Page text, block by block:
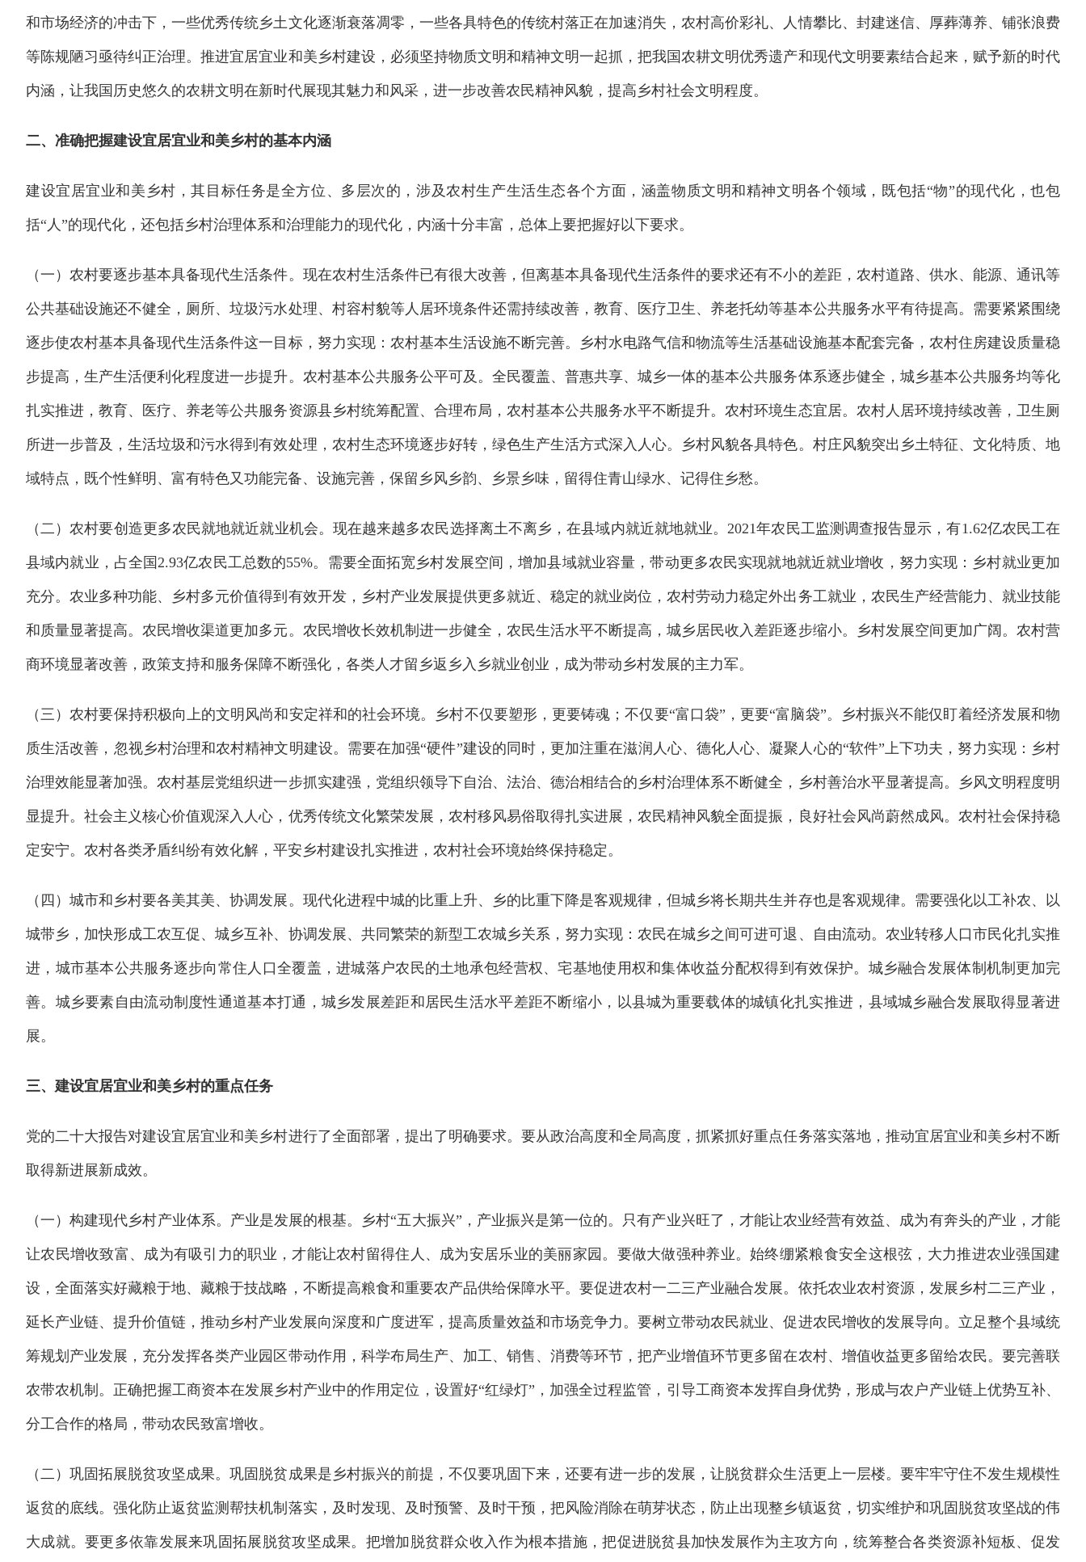
和市场经济的冲击下，一些优秀传统乡土文化逐渐衰落凋零，一些各具特色的传统村落正在加速消失，农村高价彩礼、人情攀比、封建迷信、厚葬薄养、铺张浪费
等陈规陋习亟待纠正治理。推进宜居宜业和美乡村建设，必须坚持物质文明和精神文明一起抓，把我国农耕文明优秀遗产和现代文明要素结合起来，赋予新的时代
内涵，让我国历史悠久的农耕文明在新时代展现其魅力和风采，进一步改善农民精神风貌，提高乡村社会文明程度。
二、准确把握建设宜居宜业和美乡村的基本内涵
建设宜居宜业和美乡村，其目标任务是全方位、多层次的，涉及农村生产生活生态各个方面，涵盖物质文明和精神文明各个领域，既包括“物”的现代化，也包
括“人”的现代化，还包括乡村治理体系和治理能力的现代化，内涵十分丰富，总体上要把握好以下要求。
（一）农村要逐步基本具备现代生活条件。现在农村生活条件已有很大改善，但离基本具备现代生活条件的要求还有不小的差距，农村道路、供水、能源、通讯等
公共基础设施还不健全，厕所、垃圾污水处理、村容村貌等人居环境条件还需持续改善，教育、医疗卫生、养老托幼等基本公共服务水平有待提高。需要紧紧围绕
逐步使农村基本具备现代生活条件这一目标，努力实现：农村基本生活设施不断完善。乡村水电路气信和物流等生活基础设施基本配套完备，农村住房建设质量稳
步提高，生产生活便利化程度进一步提升。农村基本公共服务公平可及。全民覆盖、普惠共享、城乡一体的基本公共服务体系逐步健全，城乡基本公共服务均等化
扎实推进，教育、医疗、养老等公共服务资源县乡村统筹配置、合理布局，农村基本公共服务水平不断提升。农村环境生态宜居。农村人居环境持续改善，卫生厕
所进一步普及，生活垃圾和污水得到有效处理，农村生态环境逐步好转，绿色生产生活方式深入人心。乡村风貌各具特色。村庄风貌突出乡土特征、文化特质、地
域特点，既个性鲜明、富有特色又功能完备、设施完善，保留乡风乡韵、乡景乡味，留得住青山绿水、记得住乡愁。
（二）农村要创造更多农民就地就近就业机会。现在越来越多农民选择离土不离乡，在县域内就近就地就业。2021年农民工监测调查报告显示，有1.62亿农民工在
县域内就业，占全国2.93亿农民工总数的55%。需要全面拓宽乡村发展空间，增加县域就业容量，带动更多农民实现就地就近就业增收，努力实现：乡村就业更加
充分。农业多种功能、乡村多元价值得到有效开发，乡村产业发展提供更多就近、稳定的就业岗位，农村劳动力稳定外出务工就业，农民生产经营能力、就业技能
和质量显著提高。农民增收渠道更加多元。农民增收长效机制进一步健全，农民生活水平不断提高，城乡居民收入差距逐步缩小。乡村发展空间更加广阔。农村营
商环境显著改善，政策支持和服务保障不断强化，各类人才留乡返乡入乡就业创业，成为带动乡村发展的主力军。
（三）农村要保持积极向上的文明风尚和安定祥和的社会环境。乡村不仅要塑形，更要铸魂；不仅要“富口袋”，更要“富脑袋”。乡村振兴不能仅盯着经济发展和物
质生活改善，忽视乡村治理和农村精神文明建设。需要在加强“硬件”建设的同时，更加注重在滋润人心、德化人心、凝聚人心的“软件”上下功夫，努力实现：乡村
治理效能显著加强。农村基层党组织进一步抓实建强，党组织领导下自治、法治、德治相结合的乡村治理体系不断健全，乡村善治水平显著提高。乡风文明程度明
显提升。社会主义核心价值观深入人心，优秀传统文化繁荣发展，农村移风易俗取得扎实进展，农民精神风貌全面提振，良好社会风尚蔚然成风。农村社会保持稳
定安宁。农村各类矛盾纠纷有效化解，平安乡村建设扎实推进，农村社会环境始终保持稳定。
（四）城市和乡村要各美其美、协调发展。现代化进程中城的比重上升、乡的比重下降是客观规律，但城乡将长期共生并存也是客观规律。需要强化以工补农、以
城带乡，加快形成工农互促、城乡互补、协调发展、共同繁荣的新型工农城乡关系，努力实现：农民在城乡之间可进可退、自由流动。农业转移人口市民化扎实推
进，城市基本公共服务逐步向常住人口全覆盖，进城落户农民的土地承包经营权、宅基地使用权和集体收益分配权得到有效保护。城乡融合发展体制机制更加完
善。城乡要素自由流动制度性通道基本打通，城乡发展差距和居民生活水平差距不断缩小，以县城为重要载体的城镇化扎实推进，县域城乡融合发展取得显著进
展。
三、建设宜居宜业和美乡村的重点任务
党的二十大报告对建设宜居宜业和美乡村进行了全面部署，提出了明确要求。要从政治高度和全局高度，抓紧抓好重点任务落实落地，推动宜居宜业和美乡村不断
取得新进展新成效。
（一）构建现代乡村产业体系。产业是发展的根基。乡村“五大振兴”，产业振兴是第一位的。只有产业兴旺了，才能让农业经营有效益、成为有奔头的产业，才能
让农民增收致富、成为有吸引力的职业，才能让农村留得住人、成为安居乐业的美丽家园。要做大做强种养业。始终绷紧粮食安全这根弦，大力推进农业强国建
设，全面落实好藏粮于地、藏粮于技战略，不断提高粮食和重要农产品供给保障水平。要促进农村一二三产业融合发展。依托农业农村资源，发展乡村二三产业，
延长产业链、提升价值链，推动乡村产业发展向深度和广度进军，提高质量效益和市场竞争力。要树立带动农民就业、促进农民增收的发展导向。立足整个县域统
筹规划产业发展，充分发挥各类产业园区带动作用，科学布局生产、加工、销售、消费等环节，把产业增值环节更多留在农村、增值收益更多留给农民。要完善联
农带农机制。正确把握工商资本在发展乡村产业中的作用定位，设置好“红绿灯”，加强全过程监管，引导工商资本发挥自身优势，形成与农户产业链上优势互补、
分工合作的格局，带动农民致富增收。
（二）巩固拓展脱贫攻坚成果。巩固脱贫成果是乡村振兴的前提，不仅要巩固下来，还要有进一步的发展，让脱贫群众生活更上一层楼。要牢牢守住不发生规模性
返贫的底线。强化防止返贫监测帮扶机制落实，及时发现、及时预警、及时干预，把风险消除在萌芽状态，防止出现整乡镇返贫，切实维护和巩固脱贫攻坚战的伟
大成就。要更多依靠发展来巩固拓展脱贫攻坚成果。把增加脱贫群众收入作为根本措施，把促进脱贫县加快发展作为主攻方向，统筹整合各类资源补短板、促发